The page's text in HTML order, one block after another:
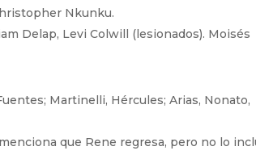
Nkunku.
Delap, Levi Colwill (lesionados). Moisés
Martinelli, Hércules; Arias, Nonato,
que Rene regresa, pero no lo